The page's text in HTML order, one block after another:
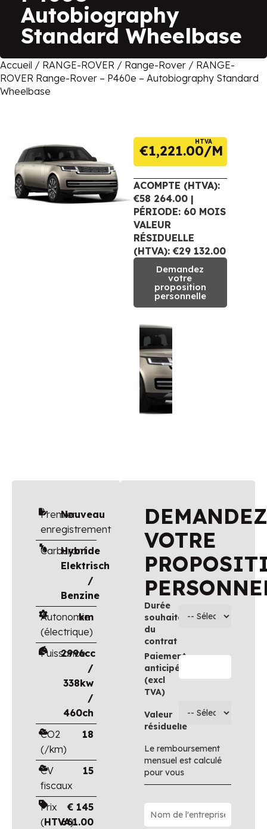
Autobiography
Standard Wheelbase
Accueil / RANGE-ROVER / Range-Rover / RANGE-
ROVER Range-Rover – P460e – Autobiography Standard
Wheelbase
€1,221.00
HTVA
ACOMPTE (HTVA):
€58 264.00 |
PÉRIODE: 60 MOIS
VALEUR
RÉSIDUELLE
(HTVA): €29 132.00
Demandez
votre
proposition
personnelle
Premier
enregistrement
Nouveau
Carburant
Hybride
Elektrisch
/
Benzine
Autonomie
(électrique)
km
Puissance
2996cc
/
338kw
/
460ch
CO2
(/km)
18
CV
fiscaux
15
Prix
(HTVA)
€ 145
661.00
DEMANDEZ
VOTRE
Durée
souhaitée
du
contrat
Paiement
anticipé
(excl
TVA)
Valeur
résiduelle
Le remboursement
mensuel est calculé
pour vous